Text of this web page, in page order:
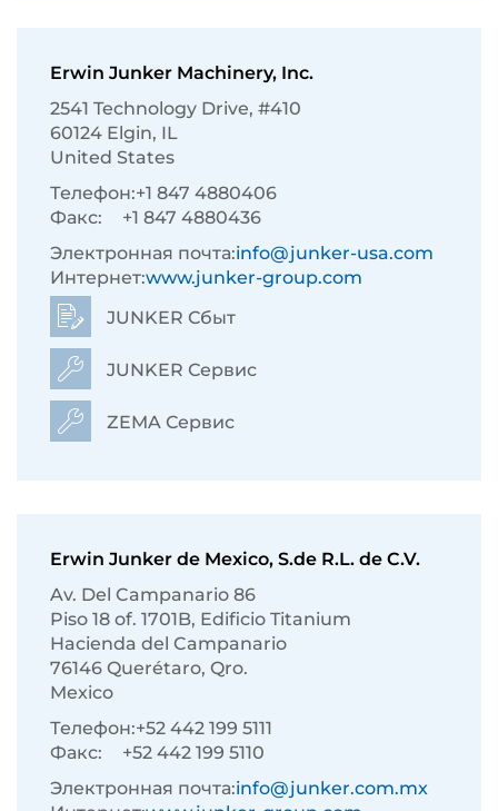
Erwin Junker Machinery, Inc.
2541 Technology Drive, #410
60124 Elgin, IL
United States
Телефон:+1 847 4880406
Факс:
+1 847 4880436
Электронная почта:info@junker-usa.com
Интернет:www.junker-group.com
JUNKER Сбыт
JUNKER Сервис
ZEMA Сервис
Erwin Junker de Mexico, S.de R.L. de C.V.
Av. Del Campanario 86
Piso 18 of. 1701B, Edificio Titanium
Hacienda del Campanario
76146 Querétaro, Qro.
Mexico
Телефон:+52 442 199 5111
Факс:
+52 442 199 5110
Электронная почта:info@junker.com.mx